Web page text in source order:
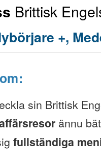
Brittisk
+,
sin Brittisk
ännu
fullständiga